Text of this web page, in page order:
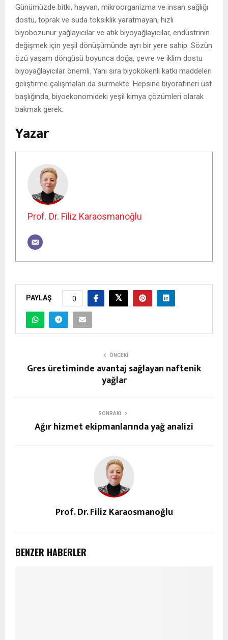
Günümüzde bitki, hayvan, mikroorganizma ve insan sağlığı
dostu, toprak ve suda toksiklik yaratmayan, hızlı
biyobozunur yağlayıcılar ve atık biyoyağlayıcılar, endüstrinin
değişmek için yeşil dönüşümünde ayrı bir yere sahip. Sözün
özü yaşam döngüsü boyunca doğa, çevre ve iklim dostu
biyoyağlayıcılar önemli. Yanı sıra biyokökenli katkı maddeleri
geliştirme çalışmaları da sürmekte. Hepsine biyorafineri üst
başlığında, biyoekonomideki yeşil kimya çözümleri olarak
bakmak gerek.
Yazar
Prof. Dr. Filiz Karaosmanoğlu
PAYLAŞ 0
ÖNCEKI
Gres üretiminde avantaj sağlayan naftenik
yağlar
SONRAKI
Ağır hizmet ekipmanlarında yağ analizi
Prof. Dr. Filiz Karaosmanoğlu
BENZER HABERLER